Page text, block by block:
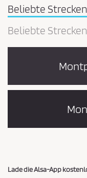
Beliebte
Beliebte
Lade die Alsa-App